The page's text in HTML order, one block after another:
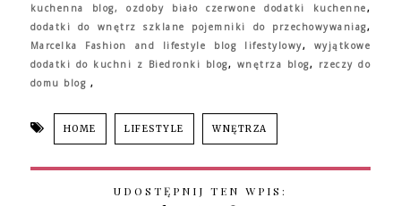
kuchenna blog, ozdoby biało czerwone dodatki kuchenne,
dodatki do wnętrzszklane pojemniki do przechowywaniag,
Marcelka Fashion and lifestyle blog lifestylowy, wyjątkowe
dodatki do kuchni z Biedronki blog, wnętrza blog, rzeczy do
domu blog ,
HOME LIFESTYLE WNĘTRZA
UDOSTĘPNIJ TEN WPIS: